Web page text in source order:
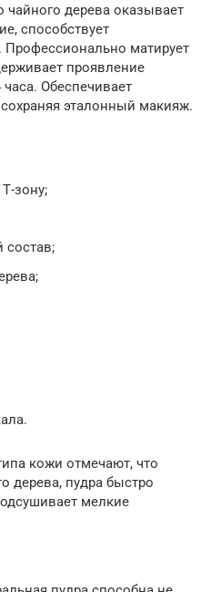
чайного дерева оказывает
способствует
матирует
проявление
Обеспечивает
эталонный макияж.
зону;
состав;
кожи отмечают, что
дерева, пудра быстро
мелкие